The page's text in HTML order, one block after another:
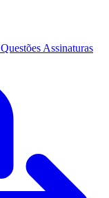
Questões Assinaturas